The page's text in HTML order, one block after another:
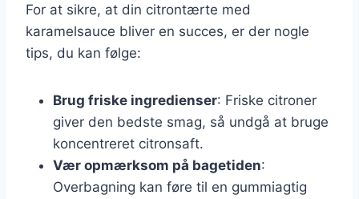
For at sikre, at din citrontærte med
karamelsauce bliver en succes, er der nogle
tips, du kan følge:
Brug friske ingredienser: Friske citroner
giver den bedste smag, så undgå at bruge
koncentreret citronsaft.
Vær opmærksom på bagetiden:
Overbagning kan føre til en gummiagtig